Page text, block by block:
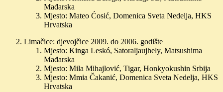
Mađarska
Mjesto: Mateo Ćosić, Domenica Sveta Nedelja, HKS
Hrvatska
Limačice: djevojčice 2009. do 2006. godište
Mjesto: Kinga Leskó, Satoraljaujhely, Matsushima
Mađarska
Mjesto: Mila Mihajlović, Tigar, Honkyokushin Srbija
Mjesto: Mmia Čakanić, Domenica Sveta Nedelja, HKS
Hrvatska